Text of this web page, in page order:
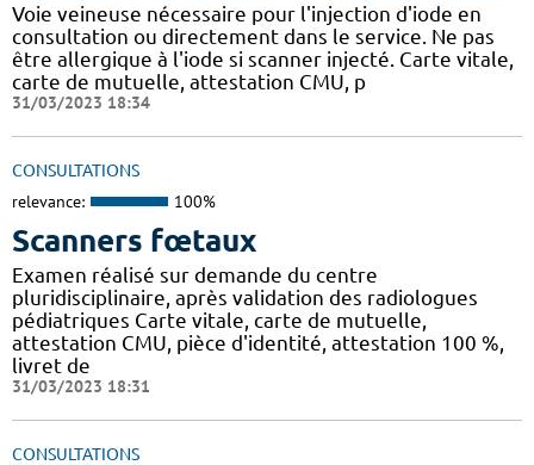
Voie veineuse nécessaire pour l'injection d'iode en
consultation ou directement dans le service. Ne pas
être allergique à l'iode si scanner injecté. Carte vitale,
carte de mutuelle, attestation CMU, p
31/03/2023 18:34
CONSULTATIONS
relevance: 100%
Scanners fœtaux
Examen réalisé sur demande du centre
pluridisciplinaire, après validation des radiologues
pédiatriques Carte vitale, carte de mutuelle,
attestation CMU, pièce d'identité, attestation 100 %,
livret de
31/03/2023 18:31
CONSULTATIONS